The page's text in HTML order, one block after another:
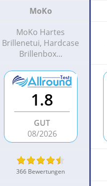
MoKo
MoKo Hartes
Brillenetui, Hardcase
Brillenbox...
1.8
GUT
08/2026
366 Bewertungen